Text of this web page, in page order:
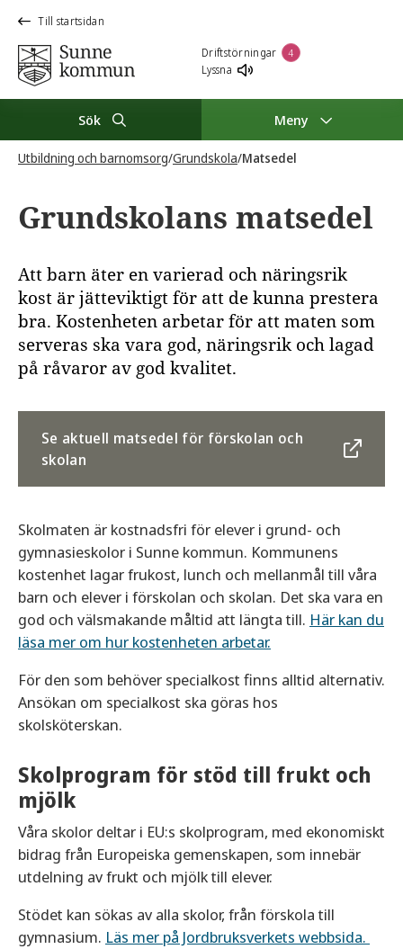
Till startsidan
Driftstörningar 4
Lyssna
Sök Meny
Utbildning och barnomsorg/Grundskola/Matsedel
Grundskolans matsedel
Att barn äter en varierad och näringsrik
kost är jätteviktigt för att de kunna prestera
bra. Kostenheten arbetar för att maten som
serveras ska vara god, näringsrik och lagad
på råvaror av god kvalitet.
Se aktuell matsedel för förskolan och
skolan
Skolmaten är kostnadsfri för elever i grund- och
gymnasieskolor i Sunne kommun. Kommunens
kostenhet lagar frukost, lunch och mellanmål till våra
barn och elever i förskolan och skolan. Det ska vara en
god och välsmakande måltid att längta till. Här kan du
läsa mer om hur kostenheten arbetar.
För den som behöver specialkost finns alltid alternativ.
Ansökan om specialkost ska göras hos
skolsköterskan.
Skolprogram för stöd till frukt och
mjölk
Våra skolor deltar i EU:s skolprogram, med ekonomiskt
bidrag från Europeiska gemenskapen, som innebär
utdelning av frukt och mjölk till elever.
Stödet kan sökas av alla skolor, från förskola till
gymnasium. Läs mer på Jordbruksverkets webbsida.